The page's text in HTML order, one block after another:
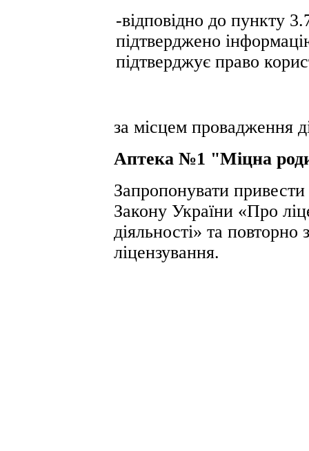
-відповідно до пункту
підтверджено
підтверджує право
за місцем провадження
Аптека №1 "Міцна
Запропонувати привести
Закону України «Про
діяльності» та повторно
ліцензування.